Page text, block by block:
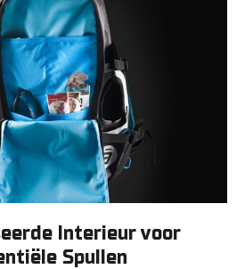
Interieur voor
Spullen